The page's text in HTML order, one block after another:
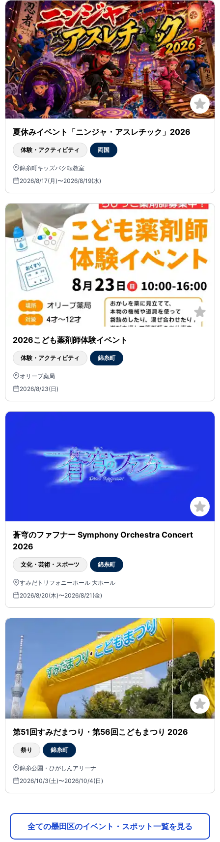
夏休みイベント「ニンジャ・アスレチック」2026
体験・アクティビティ 両国
錦糸町キッズバク転教室
2026/8/17(月)〜2026/8/19(水)
2026こども薬剤師体験イベント
体験・アクティビティ 錦糸町
オリーブ薬局
2026/8/23(日)
蒼穹のファフナー Symphony Orchestra Concert
2026
文化・芸術・スポーツ 錦糸町
すみだトリフォニーホール 大ホール
2026/8/20(木)〜2026/8/21(金)
第51回すみだまつり・第56回こどもまつり 2026
祭り 錦糸町
錦糸公園・ひがしんアリーナ
2026/10/3(土)〜2026/10/4(日)
全ての墨田区のイベント・スポット一覧を見る